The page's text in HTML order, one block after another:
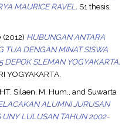
MAURICE RAVEL. S1 thesis,
(2012) HUBUNGAN ANTARA
TUA DENGAN MINAT SISWA
SLEMAN YOGYAKARTA.
YOGYAKARTA.
HT. Silaen, M. Hum., and Suwarta
ALUMNI JURUSAN
UNY LULUSAN TAHUN 2002-